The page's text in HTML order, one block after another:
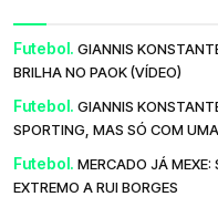
Futebol. GIANNIS
BRILHA NO PAOK (VÍDEO)
Futebol. GIANNIS
SPORTING, MAS SÓ COM
Futebol. MERCADO JÁ
EXTREMO A RUI BORGES